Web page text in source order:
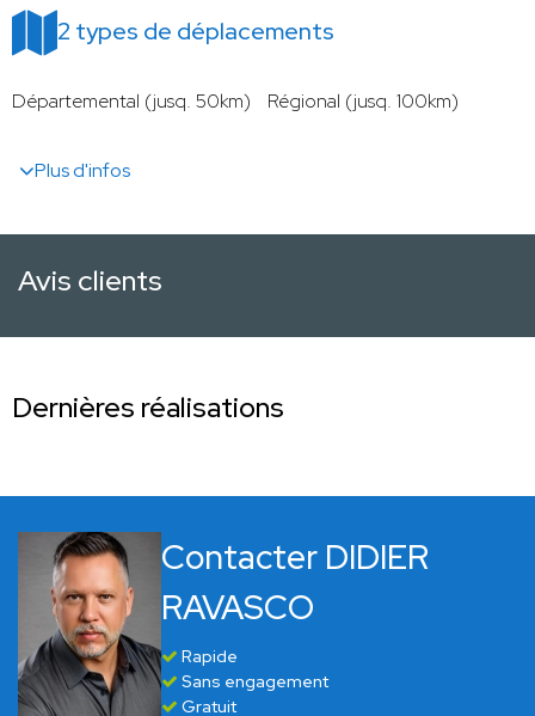
2 types de déplacements
Départemental (jusq. 50km) Régional (jusq. 100km)
Plus d'infos
Avis clients
Dernières réalisations
Contacter DIDIER
RAVASCO
Rapide
Sans engagement
Gratuit